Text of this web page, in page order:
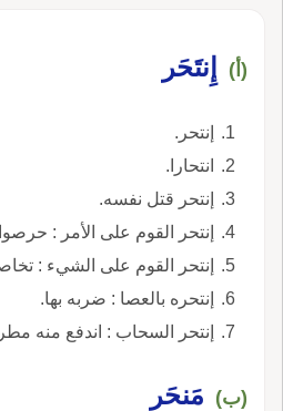
(أ) إِنتَحَر
إنتحر.
انتحارا.
إنتحر قتل نفسه.
إنتحر القوم على الأمر :
إنتحر القوم على الشيء :
إنتحره بالعصا : ضربه بها.
إنتحر السحاب : اندفع منه
(ب) مَنحَر